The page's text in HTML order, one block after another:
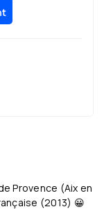
Provence (Aix en
(2013) 😀